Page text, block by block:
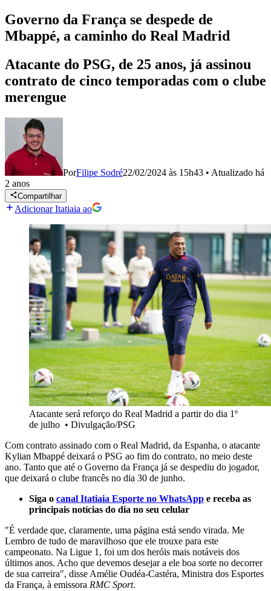
Governo da França se despede de
Mbappé, a caminho do Real Madrid
Atacante do PSG, de 25 anos, já assinou
contrato de cinco temporadas com o clube
merengue
PorFilipe Sodré22/02/2024 às 15h43 • Atualizado há
2 anos
Compartilhar
Adicionar Itatiaia ao
Atacante será reforço do Real Madrid a partir do dia 1º
de julho • Divulgação/PSG
Com contrato assinado com o Real Madrid, da Espanha, o atacante
Kylian Mbappé deixará o PSG ao fim do contrato, no meio deste
ano. Tanto que até o Governo da França já se despediu do jogador,
que deixará o clube francês no dia 30 de junho.
Siga o canal Itatiaia Esporte no WhatsApp e receba as
principais notícias do dia no seu celular
"É verdade que, claramente, uma página está sendo virada. Me
Lembro de tudo de maravilhoso que ele trouxe para este
campeonato. Na Ligue 1, foi um dos heróis mais notáveis dos
últimos anos. Acho que devemos desejar a ele boa sorte no decorrer
de sua carreira", disse Amélie Oudéa-Castéra, Ministra dos Esportes
da França, à emissora RMC Sport.